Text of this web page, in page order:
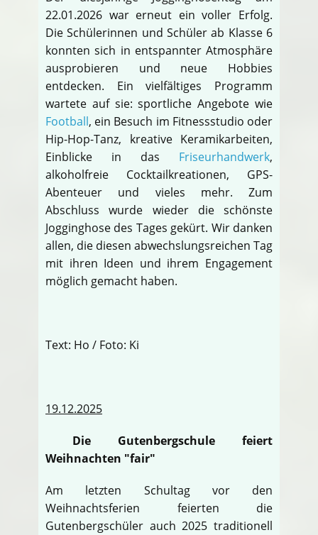
22.01.2026 war erneut ein voller Erfolg.
Die Schülerinnen und Schüler ab Klasse 6
konnten sich in entspannter Atmosphäre
ausprobieren und neue Hobbies
entdecken. Ein vielfältiges Programm
wartete auf sie: sportliche Angebote wie
Football, ein Besuch im Fitnessstudio oder
Hip-Hop-Tanz, kreative Keramikarbeiten,
Einblicke in das Friseurhandwerk,
alkoholfreie Cocktailkreationen, GPS-
Abenteuer und vieles mehr. Zum
Abschluss wurde wieder die schönste
Jogginghose des Tages gekürt. Wir danken
allen, die diesen abwechslungsreichen Tag
mit ihren Ideen und ihrem Engagement
möglich gemacht haben.
Text: Ho / Foto: Ki
19.12.2025
Die Gutenbergschule feiert
Weihnachten "fair"
Am letzten Schultag vor den
Weihnachtsferien feierten die
Gutenbergschüler auch 2025 traditionell